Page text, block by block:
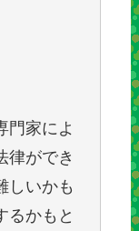
門家によ
律ができ
しいかも
るかもと